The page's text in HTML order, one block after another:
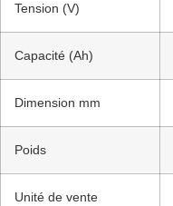
Tension (V)
Capacité (Ah)
Dimension mm
Poids
Unité de vente